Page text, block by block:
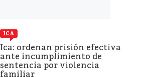
ICA
Ica: ordenan prisión efectiva
ante incumplimiento de
sentencia por violencia
familiar